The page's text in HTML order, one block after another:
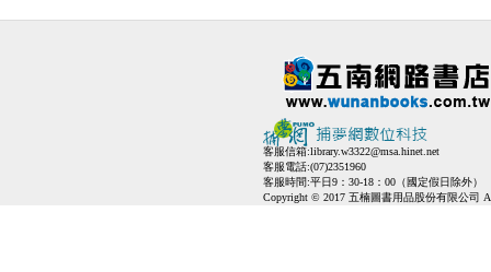
客服信箱:library.w3322@msa.hinet.net
客服電話:(07)2351960
客服時間:平日9：30-18：00（國定假日除外）
Copyright © 2017 五楠圖書用品股份有限公司